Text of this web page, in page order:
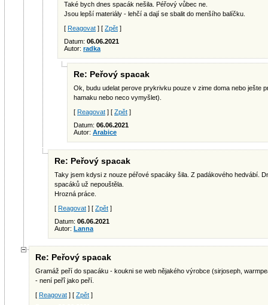
Také bych dnes spacák nešila. Péřový vůbec ne.
Jsou lepší materiály - lehčí a dají se sbalit do menšího balíčku.
[ Reagovat ] [ Zpět ]
Datum: 06.06.2021
Autor: radka
Re: Peřový spacak
Ok, budu udelat perove prykrivku pouze v zime doma nebo ješte
hamaku nebo neco vymyšlet).
[ Reagovat ] [ Zpět ]
Datum: 06.06.2021
Autor: Arabice
Re: Peřový spacak
Taky jsem kdysi z nouze péřové spacáky šila. Z padákového hedvábí.
spacáků už nepouštěla.
Hrozná práce.
[ Reagovat ] [ Zpět ]
Datum: 06.06.2021
Autor: Lanna
Re: Peřový spacak
Gramáž peří do spacáku - koukni se web nějakého výrobce (sirjoseph,
- není peřî jako peří.
[ Reagovat ] [ Zpět ]